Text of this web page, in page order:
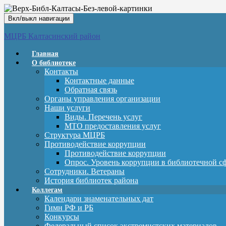
Вкл/выкл навигации
МЦРБ Калтасинский район
Главная
О библиотеке
Контакты
Контактные данные
Обратная связь
Органы управления организации
Наши услуги
Виды. Перечень услуг
МТО предоставления услуг
Структура МЦРБ
Противодействие коррупции
Противодействие коррупции
Опрос. Уровень коррупции в библиотечной
Сотрудники. Ветераны
История библиотек района
Коллегам
Календари знаменательных дат
Гимн РФ и РБ
Конкурсы